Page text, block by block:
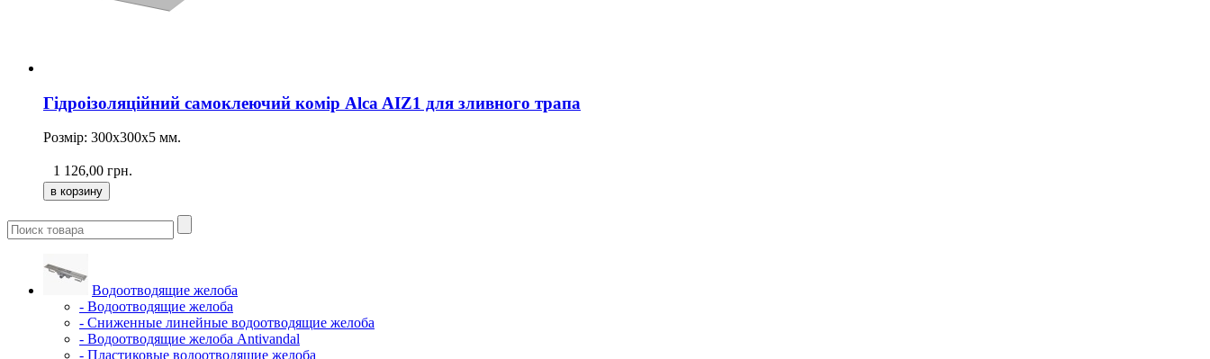
Гідроізоляційний самоклеючий комір Alca AIZ1 для зливного трапа
Розмір: 300х300х5 мм.
1 126,00 грн.
Водоотводящие желоба
- Водоотводящие желоба
- Сниженные линейные водоотводящие желоба
- Водоотводящие желоба Antivandal
- Пластиковые водоотводящие желоба